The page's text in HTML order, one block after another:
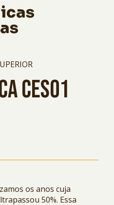
CES01
os anos cuja
50%. Essa